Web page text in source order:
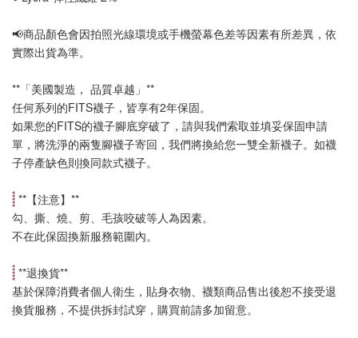
📢商品顏色會因拍照光線環境或手機螢幕色差等因素有所差異，依
實際出貨為準。
**「美國製造， 品質卓越」**
任何系列的FITS襪子，皆享有2年保固。
如果您的FITS的襪子腳底穿破了，請與我們索取並填妥保固申請
單，將洗淨的兩隻腳襪子寄回，我們將換給您一雙全新襪子。如襪
子停產缺色則換同款式襪子。
**【注意】**
勾、撕、燒、剪、毛孩咬破等人為因素。
不在此保固換新服務範圍內。
**退換貨**
基於保障消費者個人衛生，貼身衣物、襪類商品售出後恕不接受退
換貨服務，不提供拆封試穿，購買前請多加留意。